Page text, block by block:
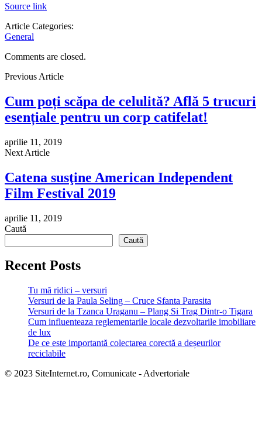
Source link
Article Categories:
General
Comments are closed.
Previous Article
Cum poți scăpa de celulită? Află 5 trucuri
esențiale pentru un corp catifelat!
aprilie 11, 2019
Next Article
Catena susţine American Independent
Film Festival 2019
aprilie 11, 2019
Caută
Caută
Recent Posts
Tu mă ridici – versuri
Versuri de la Paula Seling – Cruce Sfanta Parasita
Versuri de la Tzanca Uraganu – Plang Si Trag Dintr-o Tigara
Cum influenteaza reglementarile locale dezvoltarile imobiliare
de lux
De ce este importantă colectarea corectă a deșeurilor
reciclabile
© 2023 SiteInternet.ro, Comunicate - Advertoriale